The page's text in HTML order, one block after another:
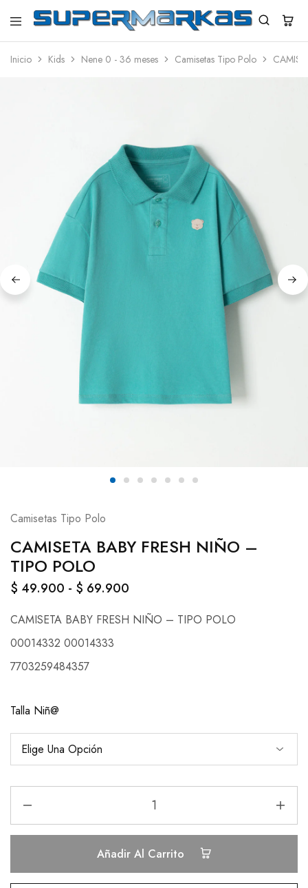
SuperMarkas
Ropa
con
Inicio Kids Nene 0 - 36 meses Camisetas Tipo Polo
Camisetas Tipo Polo
CAMISETA BABY FRESH NIÑO –
TIPO POLO
$ 49.900 - $ 69.900
CAMISETA BABY FRESH NIÑO – TIPO POLO
00014332 00014333
7703259484357
Talla Niñ@
Añadir Al Carrito